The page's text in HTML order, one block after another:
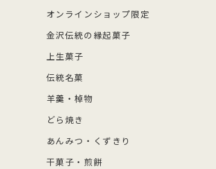
オンラインショップ限定
金沢伝統の縁起菓子
上生菓子
伝統名菓
羊羹・棹物
どら焼き
あんみつ・くずきり
干菓子・煎餅